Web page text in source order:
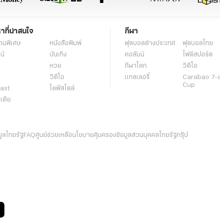
ที่น่าสนใจ
นพิเศษ
หนังสือพิมพ์
บันเทิง
หวย
วิดีโอ
ไลฟ์สไตล์
ดีย
กีฬา
ฟุตบอลต่่างประเทศ
ฟุตบอลไทย
คอลัมน์
ไฟต์สปอร์ต
กีฬาโลก
วิดีโอ
แกลเลอรี่
Carabao 7-
Cup
ไทยรัฐFAQศูนย์ช่วยเหลือนโยบายคุ้มครองข้อมูลส่วนบุคคลไทยรัฐกรุ๊ป